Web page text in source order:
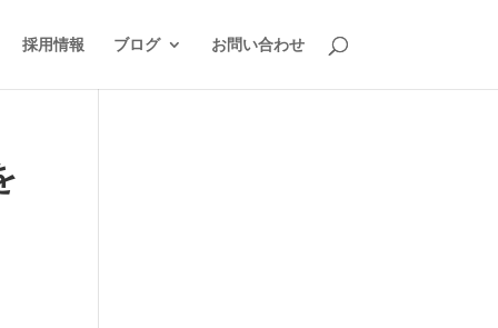
採用情報 ブログ お問い合わせ